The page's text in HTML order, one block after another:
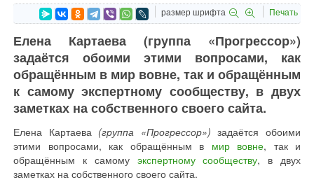
размер шрифта Печать
Елена Картаева (группа «Прогрессор»)
задаётся обоими этими вопросами, как
обращённым в мир вовне, так и обращённым
к самому экспертному сообществу, в двух
заметках на собственного своего сайта.
Елена Картаева (группа «Прогрессор») задаётся обоими
этими вопросами, как обращённым в мир вовне, так и
обращённым к самому экспертному сообществу, в двух
заметках на собственного своего сайта.